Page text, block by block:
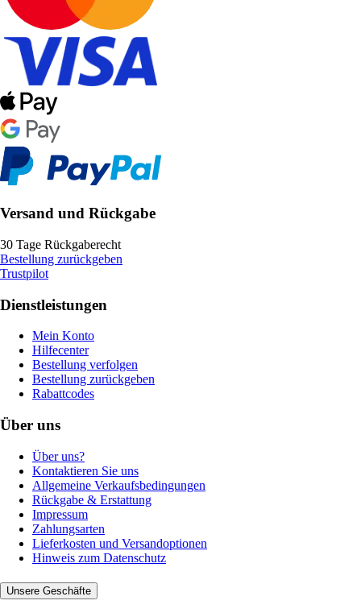
Versand und Rückgabe
30 Tage Rückgaberecht
Bestellung zurückgeben
Trustpilot
Dienstleistungen
Mein Konto
Hilfecenter
Bestellung verfolgen
Bestellung zurückgeben
Rabattcodes
Über uns
Über uns?
Kontaktieren Sie uns
Allgemeine Verkaufsbedingungen
Rückgabe & Erstattung
Impressum
Zahlungsarten
Lieferkosten und Versandoptionen
Hinweis zum Datenschutz
Unsere Geschäfte